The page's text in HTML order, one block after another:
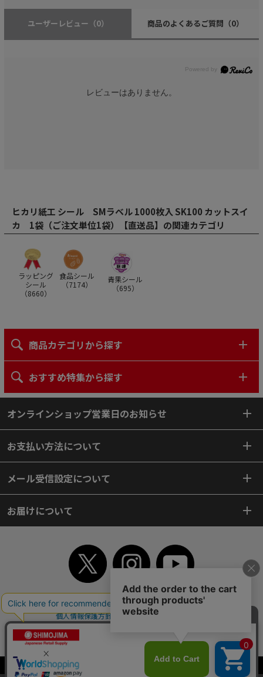
当サイトはクッキー（Cookie）を使用しています。Cookieの使用に同意いた
ユーザーレビュー （0） 商品のよくあるご質問 （0）
レビューはありません。
ヒカリ紙工 シール SMラベル 1000枚入 SK100 カットスイ
カ 1袋（ご注文単位1袋）【直送品】の関連カテゴリ
ラッピング
シール
（8660）
食品シール
（7174）
青果シール
（695）
商品カテゴリから探す
おすすめ特集から探す
オンラインショップ営業日のお知らせ
お支払い方法について
メール受信設定について
お届けについて
TOP 初めてご利用のお客様へ ご利用案内
ご利用規約
個人情報保護方針
特定商取引法
よくあるご質問
サイトマップ
WEBカタログ 英語版TOP
Copyright© 2018 SHIMOJIMA Co.,Ltd. All Rights Reserved.